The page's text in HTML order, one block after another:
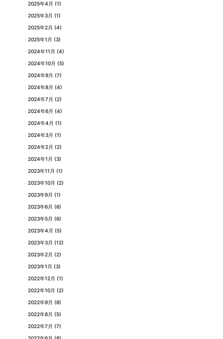
2025年4月 (1)
2025年3月 (1)
2025年2月 (4)
2025年1月 (3)
2024年11月 (4)
2024年10月 (5)
2024年9月 (7)
2024年8月 (4)
2024年7月 (2)
2024年6月 (4)
2024年4月 (1)
2024年3月 (1)
2024年2月 (2)
2024年1月 (3)
2023年11月 (1)
2023年10月 (2)
2023年9月 (1)
2023年6月 (6)
2023年5月 (6)
2023年4月 (5)
2023年3月 (12)
2023年2月 (2)
2023年1月 (3)
2022年12月 (1)
2022年10月 (2)
2022年9月 (8)
2022年8月 (5)
2022年7月 (7)